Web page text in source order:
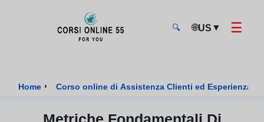
🔍 🌐US ▼ ☰
Home › Corso online di Assistenza Clienti ed Esperienza